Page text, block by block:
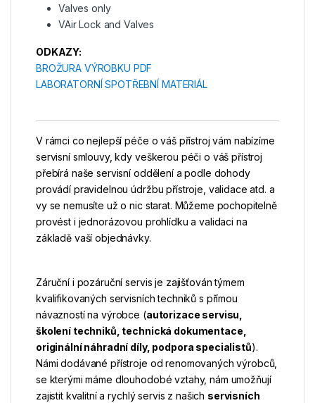
Valves only
VAir Lock and Valves
ODKAZY:
BROŽURA VÝROBKU PDF
LABORATORNÍ SPOTŘEBNÍ MATERIÁL
V rámci co nejlepší péče o váš přístroj vám nabízíme
servisní smlouvy, kdy veškerou péči o váš přístroj
přebírá naše servisní oddělení a podle dohody
provádí pravidelnou údržbu přístroje, validace atd. a
vy se nemusíte už o nic starat. Můžeme pochopitelně
provést i jednorázovou prohlídku a validaci na
základě vaší objednávky.
Záruční i pozáruční servis je zajišťován týmem
kvalifikovaných servisních techniků s přímou
návazností na výrobce (autorizace servisu,
školení techniků, technická dokumentace,
originální náhradní díly, podpora specialistů).
Námi dodávané přístroje od renomovaných výrobců,
se kterými máme dlouhodobé vztahy, nám umožňují
zajistit kvalitní a rychlý servis z našich servisních